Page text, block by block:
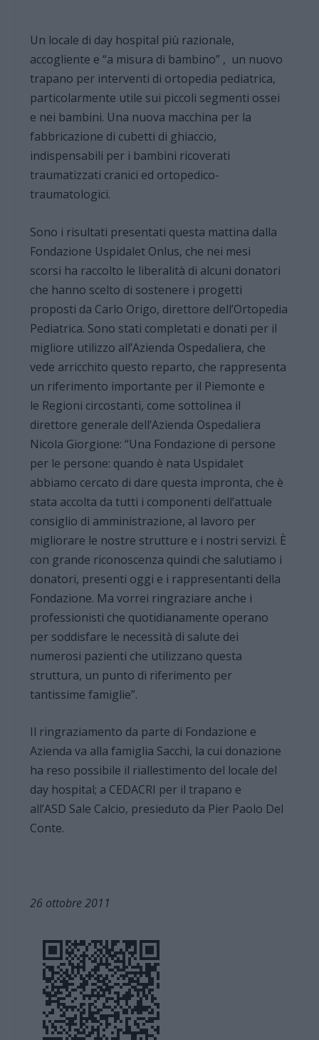
Un locale di day hospital più razionale,
accogliente e “a misura di bambino” , un nuovo
trapano per interventi di ortopedia pediatrica,
particolarmente utile sui piccoli segmenti ossei
e nei bambini. Una nuova macchina per la
fabbricazione di cubetti di ghiaccio,
indispensabili per i bambini ricoverati
traumatizzati cranici ed ortopedico-
traumatologici.
Sono i risultati presentati questa mattina dalla
Fondazione Uspidalet Onlus, che nei mesi
scorsi ha raccolto le liberalità di alcuni donatori
che hanno scelto di sostenere i progetti
proposti da Carlo Origo, direttore dell’Ortopedia
Pediatrica. Sono stati completati e donati per il
migliore utilizzo all’Azienda Ospedaliera, che
vede arricchito questo reparto, che rappresenta
un riferimento importante per il Piemonte e
le Regioni circostanti, come sottolinea il
direttore generale dell’Azienda Ospedaliera
Nicola Giorgione: “Una Fondazione di persone
per le persone: quando è nata Uspidalet
abbiamo cercato di dare questa impronta, che è
stata accolta da tutti i componenti dell’attuale
consiglio di amministrazione, al lavoro per
migliorare le nostre strutture e i nostri servizi. È
con grande riconoscenza quindi che salutiamo i
donatori, presenti oggi e i rappresentanti della
Fondazione. Ma vorrei ringraziare anche i
professionisti che quotidianamente operano
per soddisfare le necessità di salute dei
numerosi pazienti che utilizzano questa
struttura, un punto di riferimento per
tantissime famiglie”.
Il ringraziamento da parte di Fondazione e
Azienda va alla famiglia Sacchi, la cui donazione
ha reso possibile il riallestimento del locale del
day hospital; a CEDACRI per il trapano e
all’ASD Sale Calcio, presieduto da Pier Paolo Del
Conte.
26 ottobre 2011